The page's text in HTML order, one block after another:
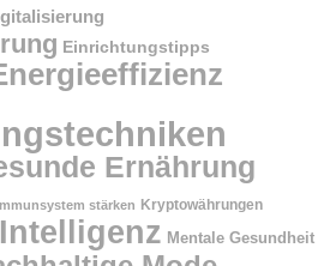
Einrichtungstipps
Ernährung
stärken Kryptowährungen
Mentale Gesundheit